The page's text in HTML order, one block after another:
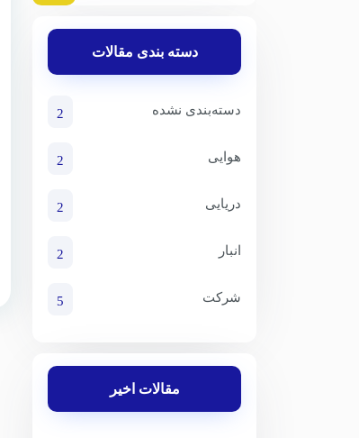
دسته بندی مقالات
دسته‌بندی نشده 2
هوایی 2
دریایی 2
انبار 2
شرکت 5
مقالات اخیر